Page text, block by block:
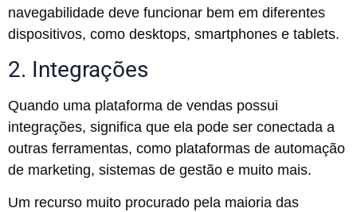
navegabilidade deve funcionar bem em diferentes
dispositivos, como desktops, smartphones e tablets.
2. Integrações
Quando uma plataforma de vendas possui
integrações, significa que ela pode ser conectada a
outras ferramentas, como plataformas de automação
de marketing, sistemas de gestão e muito mais.
Um recurso muito procurado pela maioria das